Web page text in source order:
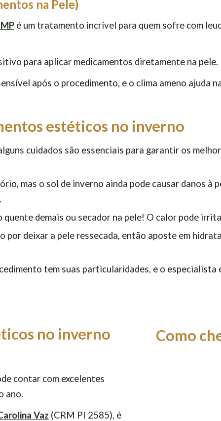
na Pele)
é um tratamento incrível para quem sofre com
para aplicar medicamentos diretamente na pele.
após o procedimento, e o clima ameno ajuda
estéticos no inverno
cuidados são essenciais para garantir os
mas o sol de inverno ainda pode causar danos à
demais ou secador na pele! O calor pode
por deixar a pele ressecada, então aposte em
tem suas particularidades, e o especialista
no inverno
contar com excelentes
ano.
Vaz (CRM PI 2585), é
Como